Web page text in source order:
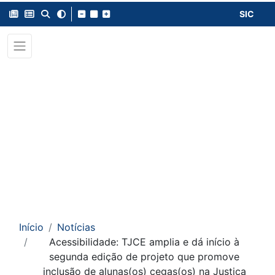
SIC
Início
Notícias
Acessibilidade: TJCE amplia e dá início à
segunda edição de projeto que promove
inclusão de alunas(os) cegas(os) na Justiça